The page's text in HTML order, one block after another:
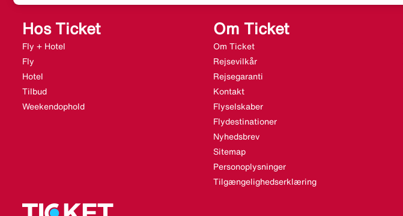
Hos Ticket
Fly + Hotel
Fly
Hotel
Tilbud
Weekendophold
Om Ticket
Om Ticket
Rejsevilkår
Rejsegaranti
Kontakt
Flyselskaber
Flydestinationer
Nyhedsbrev
Sitemap
Personoplysninger
Tilgængelighedserklæring